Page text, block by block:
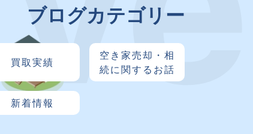
ブログカテゴリー
買取実績
空き家売却・相
続に関するお話
新着情報